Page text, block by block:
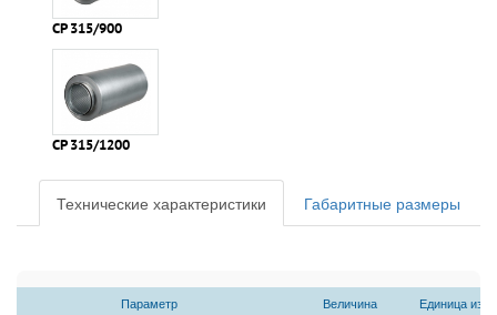
СР 315/900
СР 315/1200
Технические характеристики Габаритные размеры
Параметр Величина Единица